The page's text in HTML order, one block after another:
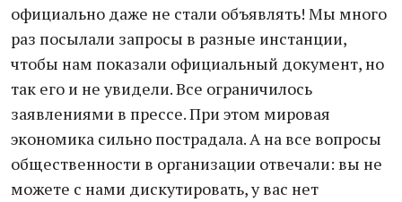
официально даже не стали объявлять! Мы много
раз посылали запросы в разные инстанции,
чтобы нам показали официальный документ, но
так его и не увидели. Все ограничилось
заявлениями в прессе. При этом мировая
экономика сильно пострадала. А на все вопросы
общественности в организации отвечали: вы не
можете с нами дискутировать, у вас нет